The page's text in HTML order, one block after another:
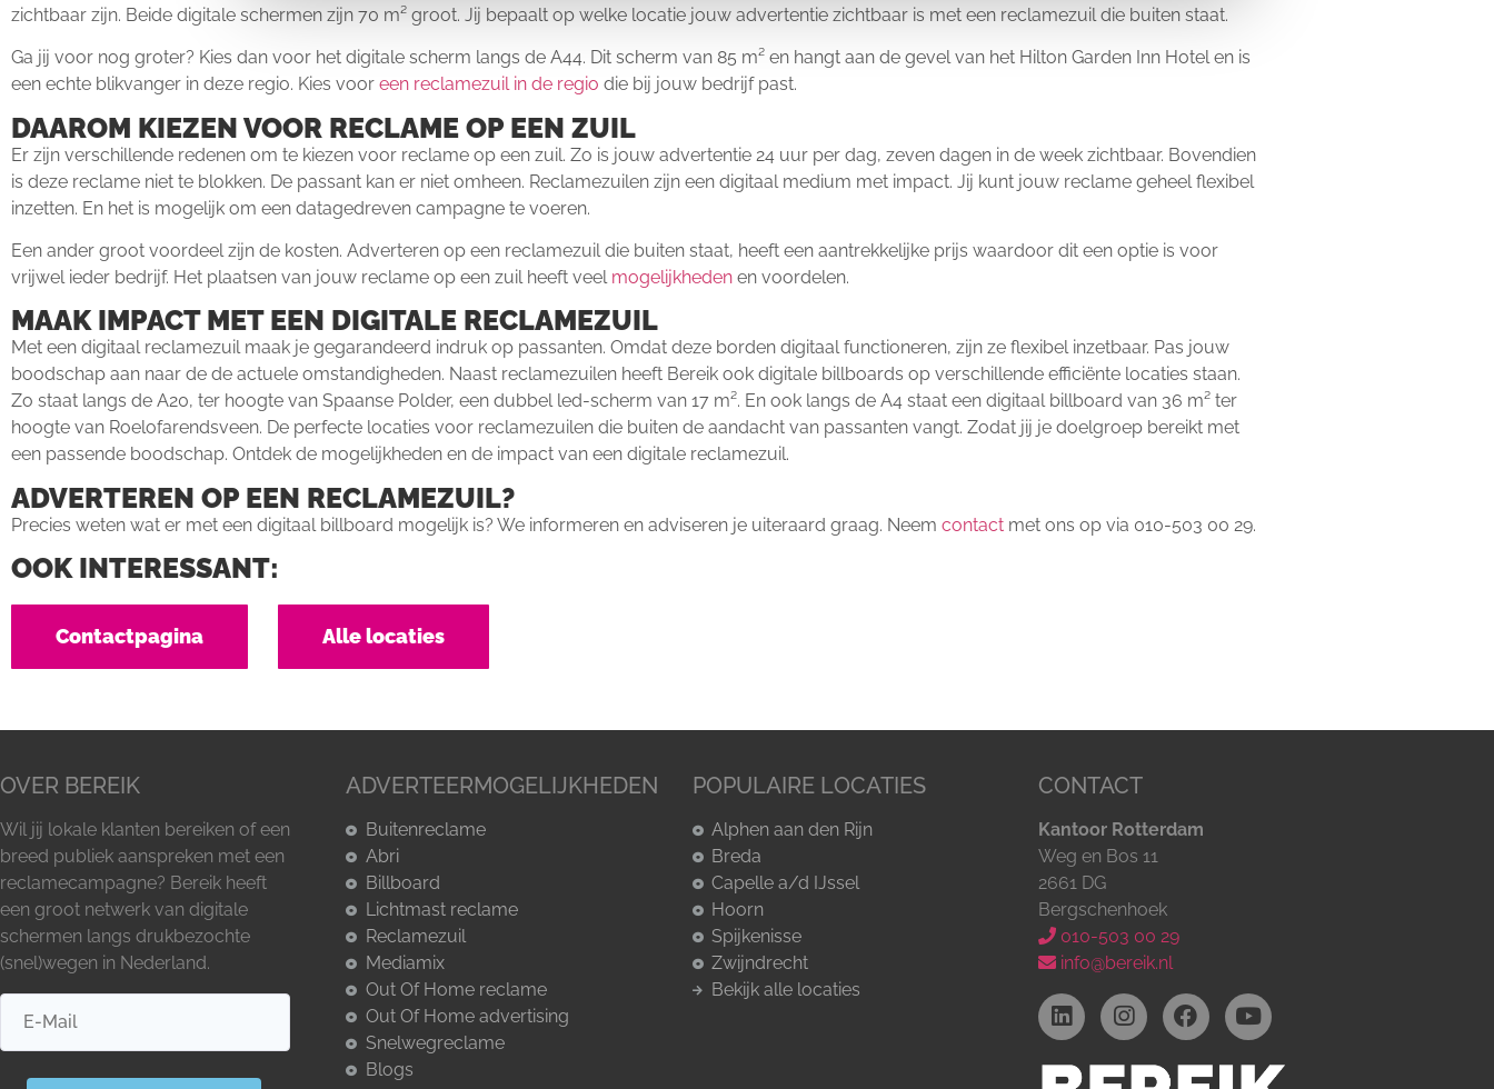
zichtbaar zijn. Beide digitale schermen zijn 70 m² groot. Jij bepaalt op welke locatie jouw advertentie zichtbaar is met een reclamezuil die buiten staat.
Ga jij voor nog groter? Kies dan voor het digitale scherm langs de A44. Dit scherm van 85 m² en hangt aan de gevel van het Hilton Garden Inn Hotel en is
een echte blikvanger in deze regio. Kies voor een reclamezuil in de regio die bij jouw bedrijf past.
DAAROM KIEZEN VOOR RECLAME OP EEN ZUIL
Er zijn verschillende redenen om te kiezen voor reclame op een zuil. Zo is jouw advertentie 24 uur per dag, zeven dagen in de week zichtbaar. Bovendien
is deze reclame niet te blokken. De passant kan er niet omheen. Reclamezuilen zijn een digitaal medium met impact. Jij kunt jouw reclame geheel flexibel
inzetten. En het is mogelijk om een datagedreven campagne te voeren.
Een ander groot voordeel zijn de kosten. Adverteren op een reclamezuil die buiten staat, heeft een aantrekkelijke prijs waardoor dit een optie is voor
vrijwel ieder bedrijf. Het plaatsen van jouw reclame op een zuil heeft veel mogelijkheden en voordelen.
MAAK IMPACT MET EEN DIGITALE RECLAMEZUIL
Met een digitaal reclamezuil maak je gegarandeerd indruk op passanten. Omdat deze borden digitaal functioneren, zijn ze flexibel inzetbaar. Pas jouw
boodschap aan naar de de actuele omstandigheden. Naast reclamezuilen heeft Bereik ook digitale billboards op verschillende efficiënte locaties staan.
Zo staat langs de A20, ter hoogte van Spaanse Polder, een dubbel led-scherm van 17 m². En ook langs de A4 staat een digitaal billboard van 36 m² ter
hoogte van Roelofarendsveen. De perfecte locaties voor reclamezuilen die buiten de aandacht van passanten vangt. Zodat jij je doelgroep bereikt met
een passende boodschap. Ontdek de mogelijkheden en de impact van een digitale reclamezuil.
ADVERTEREN OP EEN RECLAMEZUIL?
Precies weten wat er met een digitaal billboard mogelijk is? We informeren en adviseren je uiteraard graag. Neem contact met ons op via 010-503 00 29.
OOK INTERESSANT:
Contactpagina Alle locaties
OVER BEREIK
Wil jij lokale klanten bereiken of een
breed publiek aanspreken met een
reclamecampagne? Bereik heeft
een groot netwerk van digitale
schermen langs drukbezochte
(snel)wegen in Nederland.
ADVERTEERMOGELIJKHEDEN
Buitenreclame
Abri
Billboard
Lichtmast reclame
Reclamezuil
Mediamix
Out Of Home reclame
Out Of Home advertising
Snelwegreclame
Blogs
POPULAIRE LOCATIES
Alphen aan den Rijn
Breda
Capelle a/d IJssel
Hoorn
Spijkenisse
Zwijndrecht
Bekijk alle locaties
CONTACT
Kantoor Rotterdam
Weg en Bos 11
2661 DG
Bergschenhoek
010-503 00 29
info@bereik.nl